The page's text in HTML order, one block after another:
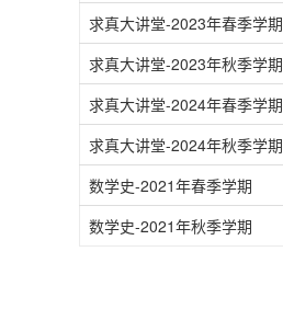
求真大讲堂-2023年春季学期
求真大讲堂-2023年秋季学期
求真大讲堂-2024年春季学期
求真大讲堂-2024年秋季学期
数学史-2021年春季学期
数学史-2021年秋季学期